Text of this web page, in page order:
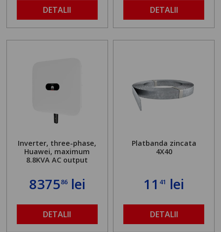
DETALII DETALII
Inverter, three-phase,
Huawei, maximum
8.8KVA AC output
837586lei
DETALII
Platbanda zincata
4X40
11 41 lei
DETALII